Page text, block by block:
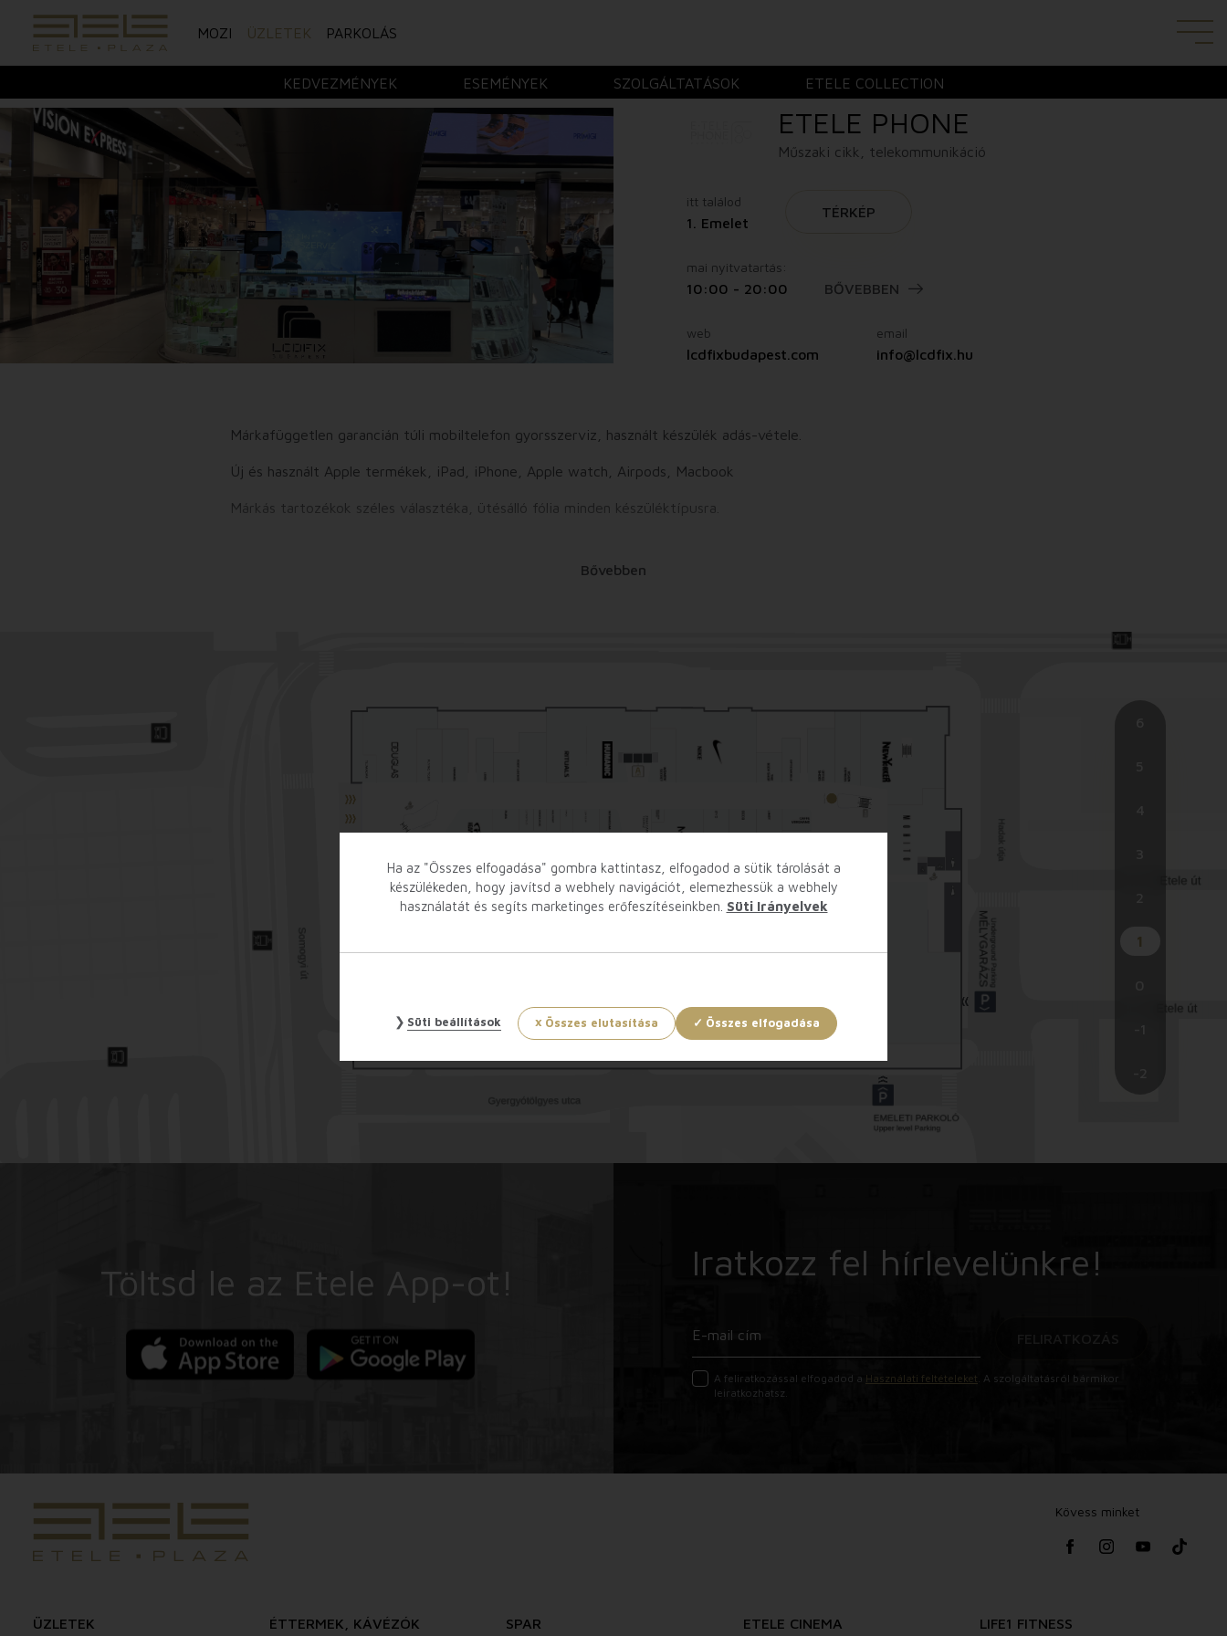
MOZI ÜZLETEK PARKOLÁS
KEDVEZMÉNYEK ESEMÉNYEK SZOLGÁLTATÁSOK ETELE COLLECTION
ETELE PHONE
Műszaki cikk, telekommunikáció
itt találod
1. Emelet
TÉRKÉP
mai nyitvatartás:
10:00 - 20:00 BŐVEBBEN
web
lcdfixbudapest.com
email
info@lcdfix.hu
Márkafüggetlen garancián túli mobiltelefon gyorsszerviz, használt készülék adás-vétele.
Új és használt Apple termékek, iPad, iPhone, Apple watch, Airpods, Macbook
Márkás tartozékok széles választéka, ütésálló fólia minden készüléktípusra.
Javításaink 1-2 órán belül elkészülnek, és a piacon fellelhető legjobb minőségű alkatrészeket használjuk.
Bővebben
1
Töltsd le az Etele App-ot! Iratkozz fel hírlevelünkre!
A feliratkozással elfogadod a Használati feltételeket. A szolgáltatásról bármikor
leiratkozhatsz.
Kövess minket
ÜZLETEK ÉTTERMEK, KÁVÉZÓK SPAR ETELE CINEMA LIFE1 FITNESS
Ha az "Összes elfogadása" gombra kattintasz, elfogadod a sütik tárolását a
készülékeden, hogy javítsd a webhely navigációt, elemezhessük a webhely
használatát és segíts marketinges erőfeszítéseinkben. Süti Irányelvek
Összes elutasítása Összes elfogadása
Süti beállítások